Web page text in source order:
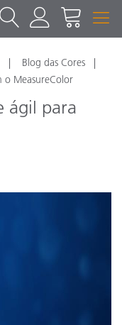
Blog das Cores
o MeasureColor
ágil para